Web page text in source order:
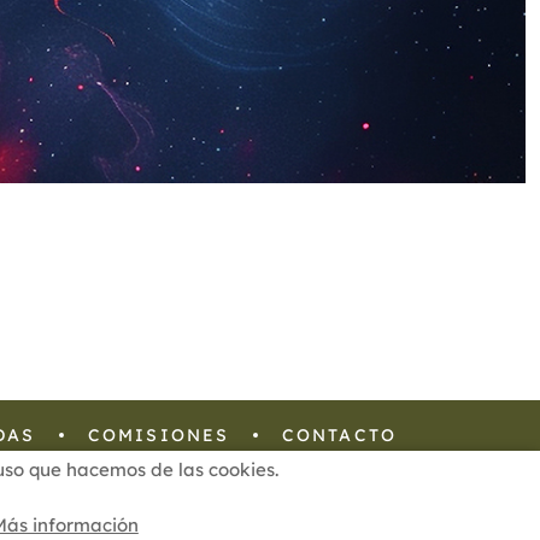
que hacemos de las cookies.
información
COMISIONES CONTACTO